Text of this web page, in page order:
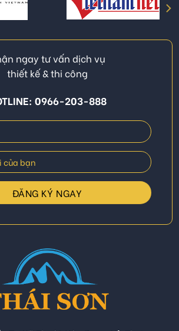
ngay tư vấn dịch vụ
thiết kế & thi công
0966-203-888